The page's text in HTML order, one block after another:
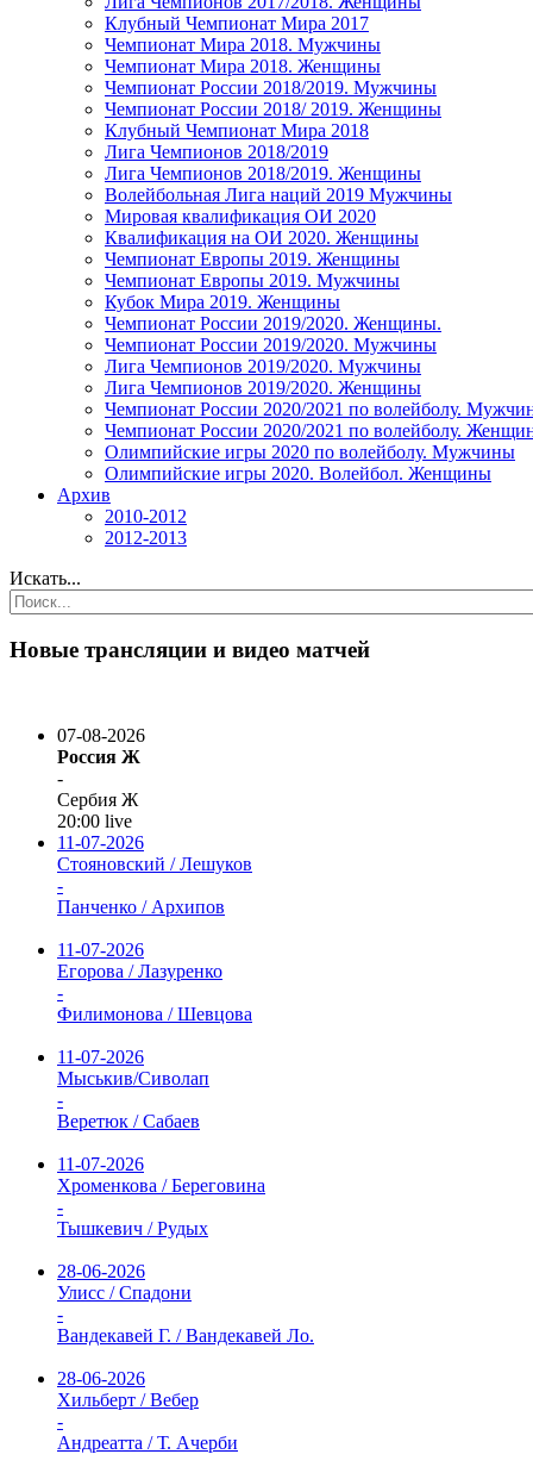
Клубный Чемпионат Мира 2017
Чемпионат Мира 2018. Мужчины
Чемпионат Мира 2018. Женщины
Чемпионат России 2018/2019. Мужчины
Чемпионат России 2018/ 2019. Женщины
Клубный Чемпионат Мира 2018
Лига Чемпионов 2018/2019
Лига Чемпионов 2018/2019. Женщины
Волейбольная Лига наций 2019 Мужчины
Мировая квалификация ОИ 2020
Квалификация на ОИ 2020. Женщины
Чемпионат Европы 2019. Женщины
Чемпионат Европы 2019. Мужчины
Кубок Мира 2019. Женщины
Чемпионат России 2019/2020. Женщины.
Чемпионат России 2019/2020. Мужчины
Лига Чемпионов 2019/2020. Мужчины
Лига Чемпионов 2019/2020. Женщины
Чемпионат России 2020/2021 по волейболу.
Чемпионат России 2020/2021 по волейболу.
Олимпийские игры 2020 по волейболу. Мужчины
Олимпийские игры 2020. Волейбол. Женщины
Архив
2010-2012
2012-2013
Искать...
Новые трансляции и видео матчей
07-08-2026
Россия Ж
-
Сербия Ж
20:00 live
11-07-2026
Стояновский / Лешуков
-
Панченко / Архипов
11-07-2026
Егорова / Лазуренко
-
Филимонова / Шевцова
11-07-2026
Мыськив/Сиволап
-
Веретюк / Сабаев
11-07-2026
Хроменкова / Береговина
-
Тышкевич / Рудых
28-06-2026
Улисс / Спадони
-
Вандекавей Г. / Вандекавей Ло.
28-06-2026
Хильберт / Вебер
-
Андреатта / Т. Ачерби